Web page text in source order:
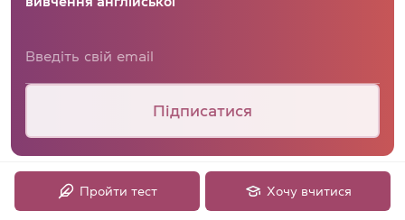
Підписатися
Пройти тест Хочу вчитися